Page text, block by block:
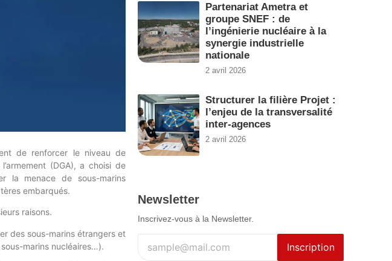
de renforcer le niveau de
(DGA), a choisi de
la menace de sous-marins
embarqués.
raisons.
des sous-marins étrangers et
marins nucléaires…).
Partenariat Ametra et
groupe SNEF : de
l’ingénierie nucléaire à la
synergie industrielle
nationale
2 avril 2026
Structurer la filière Projet :
l’enjeu de la transversalité
inter-agences
2 avril 2026
Newsletter
Inscrivez-vous à la Newsletter.
Inscription